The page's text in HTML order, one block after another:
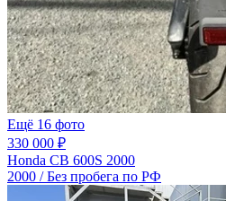
Ещё 16 фото
330 000 ₽
Honda CB 600S 2000
2000 / Без пробега по РФ